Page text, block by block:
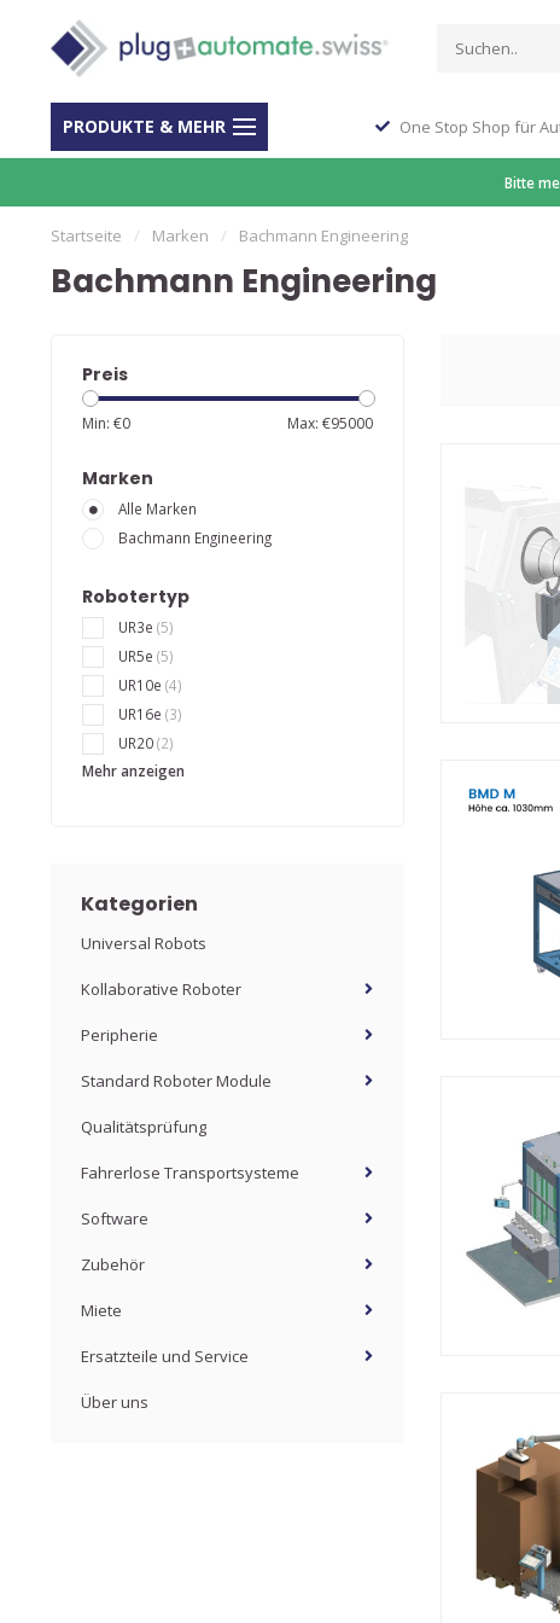
PRODUKTE & MEHR
40 Jahre Erfahrung One Stop Shop für
Bitte
Startseite / Marken / Bachmann Engineering
Bachmann Engineering
Preis
Min: €0 Max: €95000
Marken
Alle Marken
Bachmann Engineering
Robotertyp
UR3e (5)
UR5e (5)
UR10e (4)
UR16e (3)
UR20(2)
Mehr anzeigen
Kategorien
Universal Robots
Kollaborative Roboter
Peripherie
Standard Roboter Module
Qualitätsprüfung
Fahrerlose Transportsysteme
Software
Zubehör
Miete
Ersatzteile und Service
Über uns